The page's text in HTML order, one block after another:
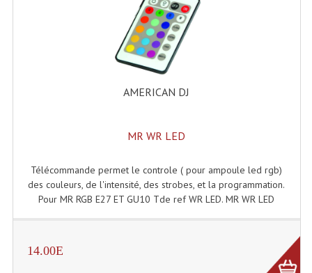
Accessoires Pieds Cellules Diamants
Accessoires Enceintes
Accessoires Micro, Pieds De Régie
Cellule (s)
Selecteurs Audio Vidéo
AMERICAN DJ
MR WR LED
Télécommande permet le controle ( pour ampoule led rgb)
des couleurs, de l'intensité, des strobes, et la programmation.
Pour MR RGB E27 ET GU10 Tde ref WR LED. MR WR LED
14.00E